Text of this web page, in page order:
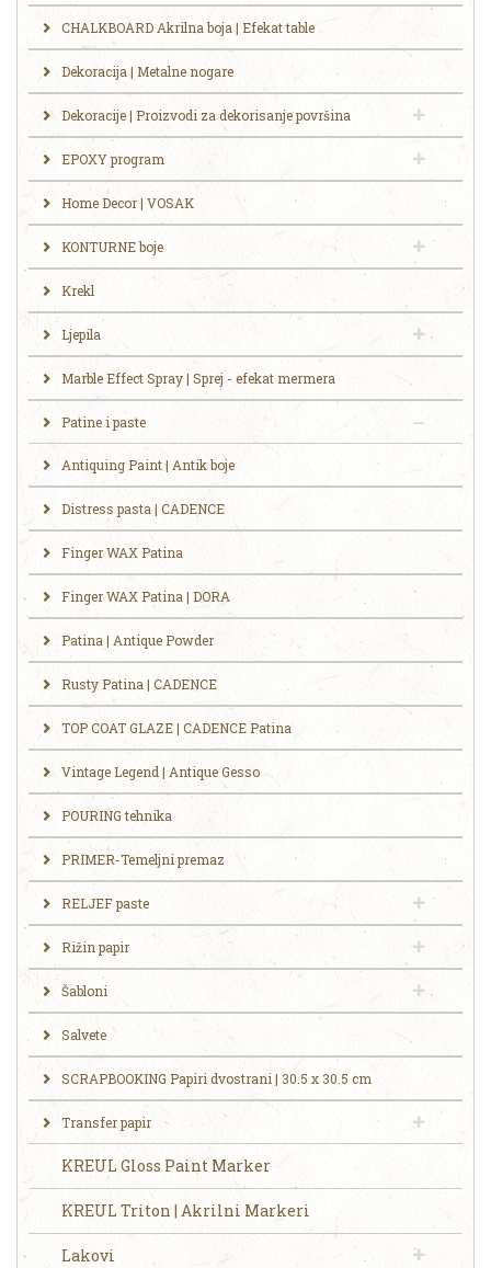
CHALKBOARD Akrilna boja | Efekat table
Dekoracija | Metalne nogare
Dekoracije | Proizvodi za dekorisanje površina
EPOXY program
Home Decor | VOSAK
KONTURNE boje
Krekl
Ljepila
Marble Effect Spray | Sprej - efekat mermera
Patine i paste
Antiquing Paint | Antik boje
Distress pasta | CADENCE
Finger WAX Patina
Finger WAX Patina | DORA
Patina | Antique Powder
Rusty Patina | CADENCE
TOP COAT GLAZE | CADENCE Patina
Vintage Legend | Antique Gesso
POURING tehnika
PRIMER-Temeljni premaz
RELJEF paste
Rižin papir
Šabloni
Salvete
SCRAPBOOKING Papiri dvostrani | 30.5 x 30.5 cm
Transfer papir
KREUL Gloss Paint Marker
KREUL Triton | Akrilni Markeri
Lakovi